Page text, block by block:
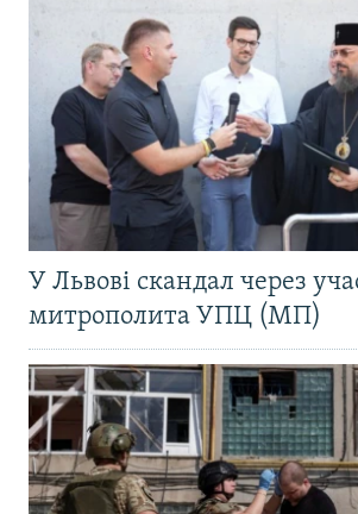
У Львові скандал через
митрополита УПЦ (МП)